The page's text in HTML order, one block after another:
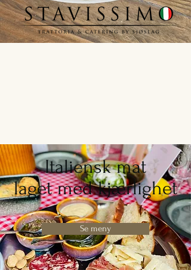
Italiensk mat
laget med kjærlighet
Se meny